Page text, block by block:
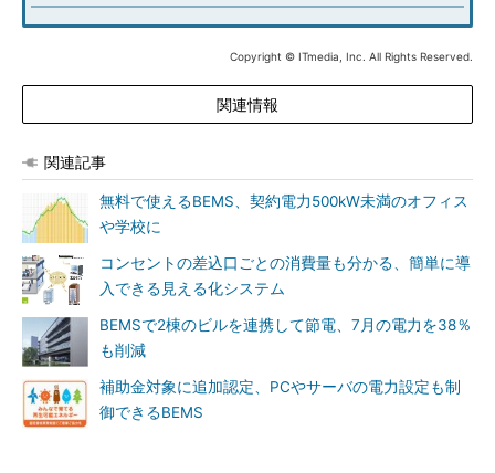
Copyright © ITmedia, Inc. All Rights Reserved.
関連情報
関連記事
無料で使えるBEMS、契約電力500kW未満のオフィス
や学校に
コンセントの差込口ごとの消費量も分かる、簡単に導
入できる見える化システム
BEMSで2棟のビルを連携して節電、7月の電力を38％
も削減
補助金対象に追加認定、PCやサーバの電力設定も制
御できるBEMS